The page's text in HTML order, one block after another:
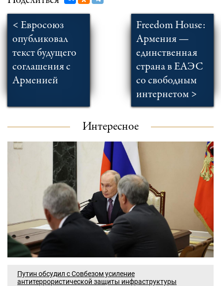
< Евросоюз
опубликовал
текст будущего
соглашения с
Арменией
Freedom House:
Армения —
единственная
страна в ЕАЭС
со свободным
интернетом >
Интересное
Путин обсудил с Совбезом усиление
антитеррористической защиты инфраструктуры